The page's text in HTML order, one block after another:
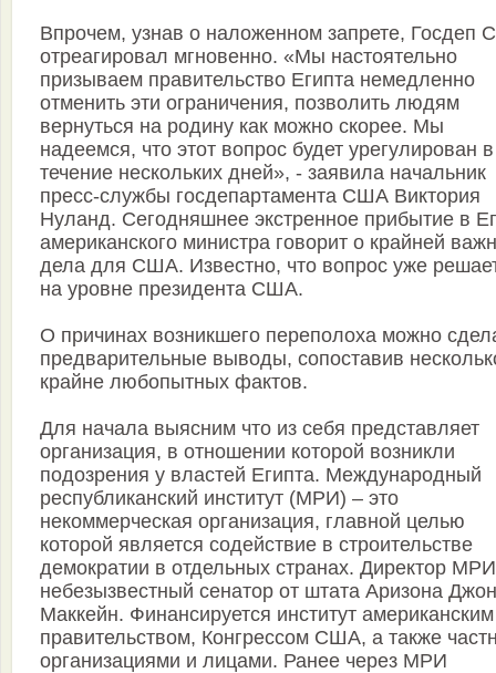
Впрочем, узнав о наложенном запрете, Госдеп
отреагировал мгновенно. «Мы настоятельно
призываем правительство Египта немедленно
отменить эти ограничения, позволить людям
вернуться на родину как можно скорее. Мы
надеемся, что этот вопрос будет урегулирован в
течение нескольких дней», - заявила начальник
пресс-службы госдепартамента США Виктория
Нуланд. Сегодняшнее экстренное прибытие в
американского министра говорит о крайней
дела для США. Известно, что вопрос уже
на уровне президента США.
О причинах возникшего переполоха можно
предварительные выводы, сопоставив
крайне любопытных фактов.
Для начала выясним что из себя представляет
организация, в отношении которой возникли
подозрения у властей Египта. Международный
республиканский институт (МРИ) – это
некоммерческая организация, главной целью
которой является содействие в строительстве
демократии в отдельных странах. Директор
небезызвестный сенатор от штата Аризона Джон
Маккейн. Финансируется институт американским
правительством, Конгрессом США, а также
организациями и лицами. Ранее через МРИ